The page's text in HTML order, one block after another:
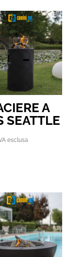
€6.720
a
€12.495
A
SEATTLE
esclusa